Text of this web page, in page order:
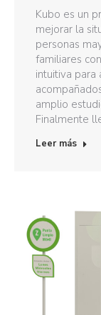
Kubo es un
mejorar la
personas
familiares
intuitiva para
amplio
Finalmente
Leer más